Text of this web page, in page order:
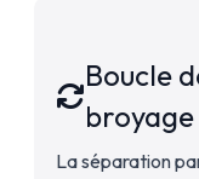
Boucle
broyage
La séparation